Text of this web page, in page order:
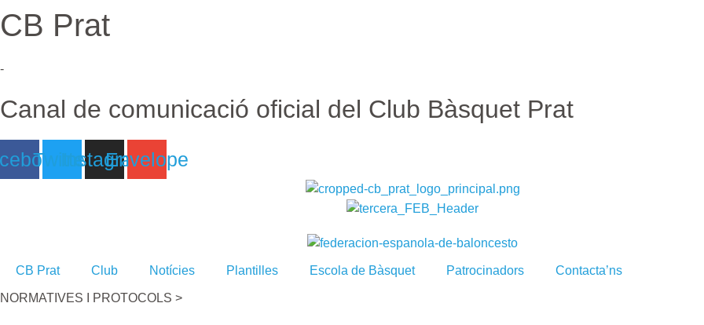
al
CB Prat
-
Canal de comunicació oficial del Club Bàsquet Prat
TwitterInstagram
Envelope
CB Prat Club Notícies Plantilles Escola de Bàsquet Patrocinadors Contacta’ns
NORMATIVES I PROTOCOLS >